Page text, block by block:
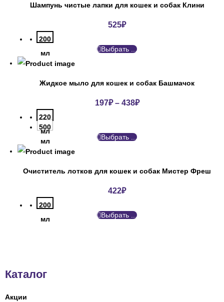
Шампунь чистые лапки для кошек и собак Клини
525₽
200
мл
Выбрать ...
Жидкое мыло для кошек и собак Башмачок
197₽– 438₽
220
мл
500
мл
Выбрать ...
Очиститель лотков для кошек и собак Мистер Фреш
422₽
200
мл
Выбрать ...
Каталог
Акции